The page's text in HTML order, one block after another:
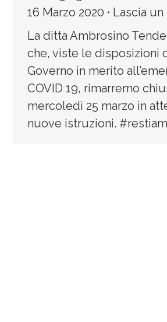
16 Marzo 2020
Lascia
La ditta Ambrosino
che, viste le disposizioni
Governo in merito
COVID 19, rimarremo
mercoledì 25 marzo in
nuove istruzioni.